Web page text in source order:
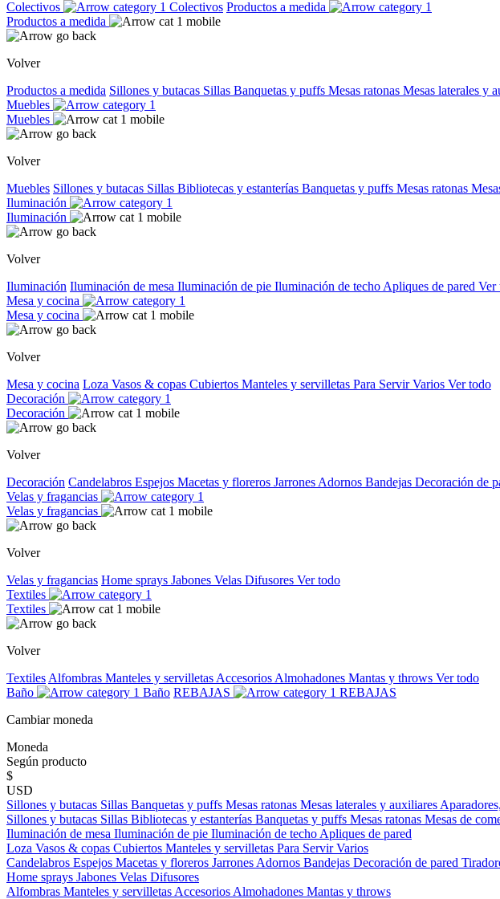
Colectivos Colectivos Productos a medida
Productos a medida
Volver
Productos a medida Sillones y butacas Sillas Banquetas y puffs Mesas ratonas Mesas laterales y
Muebles
Muebles
Volver
Muebles Sillones y butacas Sillas Bibliotecas y estanterías Banquetas y puffs Mesas ratonas
Iluminación
Iluminación
Volver
Iluminación Iluminación de mesa Iluminación de pie Iluminación de techo Apliques de pared Ver
Mesa y cocina
Mesa y cocina
Volver
Mesa y cocina Loza Vasos & copas Cubiertos Manteles y servilletas Para ServirVarios Ver todo
Decoración
Decoración
Volver
Decoración Candelabros Espejos Macetas y floreros Jarrones Adornos Bandejas Decoración de
Velas y fragancias
Velas y fragancias
Volver
Velas y fragancias Home sprays Jabones Velas Difusores Ver todo
Textiles
Textiles
Volver
Textiles Alfombras Manteles y servilletas Accesorios Almohadones Mantas y throws Ver todo
Baño
Baño REBAJAS
REBAJAS
Cambiar moneda
Moneda
Según producto
$
USD
Sillones y butacas Sillas Banquetas y puffs Mesas ratonas Mesas laterales y auxiliares
Sillones y butacas Sillas Bibliotecas y estanterías Banquetas y puffs Mesas ratonas Mesas de
Iluminación de mesa Iluminación de pie Iluminación de techo Apliques de pared
Loza Vasos & copas Cubiertos Manteles y servilletas Para ServirVarios
Candelabros Espejos Macetas y floreros Jarrones Adornos Bandejas Decoración de pared
Home sprays Jabones Velas Difusores
Alfombras Manteles y servilletas Accesorios Almohadones Mantas y throws